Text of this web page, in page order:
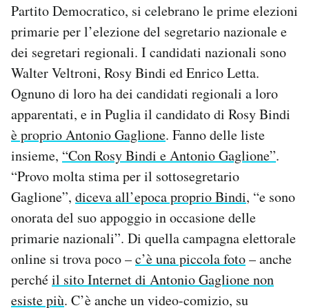
Partito Democratico, si celebrano le prime elezioni
primarie per l’elezione del segretario nazionale e
dei segretari regionali. I candidati nazionali sono
Walter Veltroni, Rosy Bindi ed Enrico Letta.
Ognuno di loro ha dei candidati regionali a loro
apparentati, e in Puglia il candidato di Rosy Bindi
è proprio Antonio Gaglione. Fanno delle liste
insieme, “Con Rosy Bindi e Antonio Gaglione”.
“Provo molta stima per il sottosegretario
Gaglione”, diceva all’epoca proprio Bindi, “e sono
onorata del suo appoggio in occasione delle
primarie nazionali”. Di quella campagna elettorale
online si trova poco –c’è una piccola foto– anche
perchéil sito Internet di Antonio Gaglione non
esiste più. C’è anche un video-comizio, su